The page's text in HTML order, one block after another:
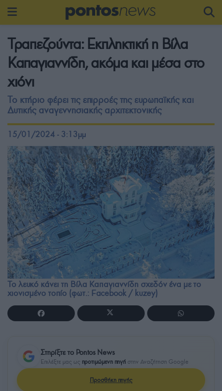
Τραπεζούντα: Εκπληκτική η Βίλα
Καπαγιαννίδη, ακόμα και μέσα στο
χιόνι
Το κτήριο φέρει τις επιρροές της ευρωπαϊκής και
Δυτικής αναγεννησιακής αρχιτεκτονικής
15/01/2024 - 3:13μμ
Το λευκό κάνει τη Βίλα Καπαγιαννίδη σχεδόν ένα με το
χιονισμένο τοπίο (φωτ.: Facebook / kuzey)
Στηρίξτε το Pontos News
Επιλέξτε μας ως προτιμώμενη πηγή στην Αναζήτηση Google
Προσθήκη πηγής